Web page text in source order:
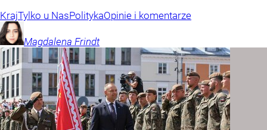
KrajTylko u NasPolitykaOpinie i komentarze
Magdalena Frindt